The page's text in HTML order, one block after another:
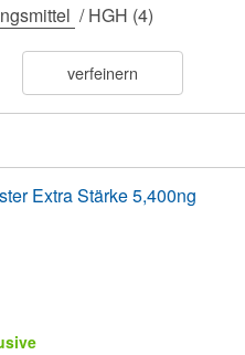
/HGH (4)
verfeinern
Extra Stärke 5,400ng